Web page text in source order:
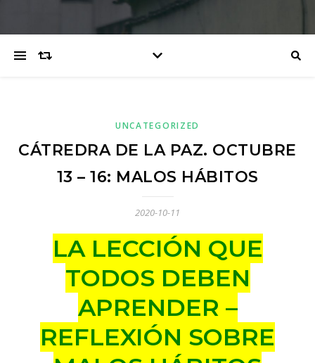
UNCATEGORIZED
CÁTREDRA DE LA PAZ. OCTUBRE
13 – 16: MALOS HÁBITOS
2020-10-11
LA LECCIÓN QUE
TODOS DEBEN
APRENDER –
REFLEXIÓN SOBRE